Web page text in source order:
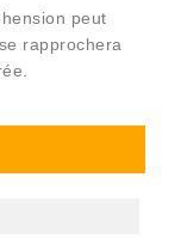
peut
rapprochera